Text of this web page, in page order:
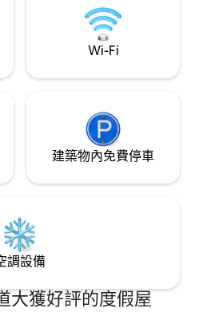
지친 당신을 안
가 되어보세
미엄 가전(엘
라이기)을 완비
早上會將簡單的早餐
10 分鐘即可抵達
個很適合在漫步千
的公園。 距離
（Daebongsan
令人興奮。 智异山就在附近，所以有很多
觀光和活動可做。 🌰 夜間採收體驗 🌰 從9
月中旬到10月中旬
可以體驗夜間採收
Wi-Fi
建築物內免費停車
調設備
大獲好評的度假屋